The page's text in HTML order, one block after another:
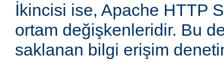
İkincisi ise, Apache HTTP
ortam değişkenleridir. Bu
saklanan bilgi erişim